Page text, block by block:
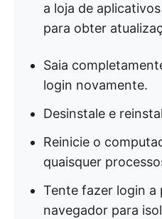
a loja de
para obter
Saia
login novamente.
Desinstale e
Reinicie o
quaisquer
Tente fazer login a
navegador para